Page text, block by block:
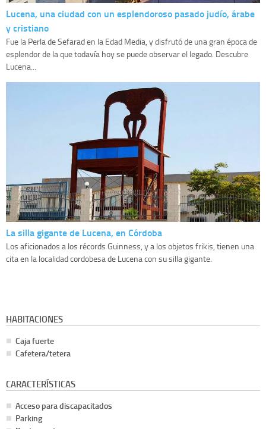
Lucena, una ciudad con un esplendoroso pasado judío, árabe
y cristiano
Fue la Perla de Sefarad en la Edad Media, y disfrutó de una gran época de
esplendor de la que todavía hoy se puede observar el legado. Descubre
Lucena...
La silla gigante de Lucena, en Córdoba
Los aficionados a los récords Guinness, y a los objetos frikis, tienen una
cita en la localidad cordobesa de Lucena con su silla gigante.
HABITACIONES
Caja fuerte
Cafetera/tetera
CARACTERÍSTICAS
Acceso para discapacitados
Parking